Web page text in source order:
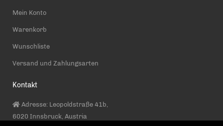
Mein Konto
Warenkorb
Wunschliste
Versand und Zahlungsarten
Kontakt
Adresse: Leopoldstraße 41b,
6020 Innsbruck, Austria